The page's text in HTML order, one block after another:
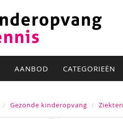
AANBOD CATEGORIEËN
Gezonde kinderopvang Ziekten